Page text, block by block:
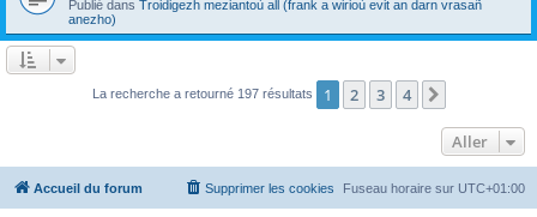
Publié dans Troidigezh meziantoù all (frank a wirioù evit an darn vrasañ
anezho)
La recherche a retourné 197 résultats 1 2 3 4
Aller
Accueil du forum Fuseau horaire sur UTC+01:00
Supprimer les cookies